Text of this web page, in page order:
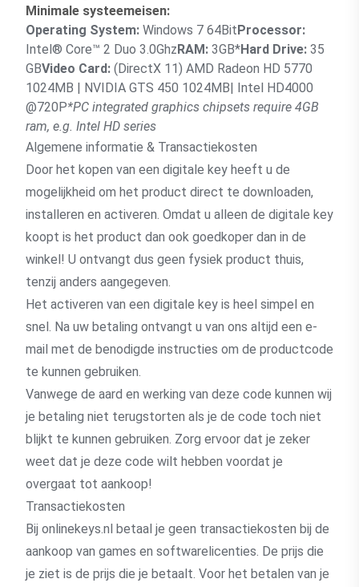
Minimale systeemeisen:
Operating System: Windows 7 64BitProcessor:
Intel® Core™ 2 Duo 3.0GhzRAM: 3GB*Hard Drive: 35
GBVideo Card: (DirectX 11) AMD Radeon HD 5770
1024MB | NVIDIA GTS 450 1024MB| Intel HD4000
@720P*PC integrated graphics chipsets require 4GB
ram, e.g. Intel HD series
Algemene informatie & Transactiekosten
Door het kopen van een digitale key heeft u de
mogelijkheid om het product direct te downloaden,
installeren en activeren. Omdat u alleen de digitale key
koopt is het product dan ook goedkoper dan in de
winkel! U ontvangt dus geen fysiek product thuis,
tenzij anders aangegeven.
Het activeren van een digitale key is heel simpel en
snel. Na uw betaling ontvangt u van ons altijd een e-
mail met de benodigde instructies om de productcode
te kunnen gebruiken.
Vanwege de aard en werking van deze code kunnen wij
je betaling niet terugstorten als je de code toch niet
blijkt te kunnen gebruiken. Zorg ervoor dat je zeker
weet dat je deze code wilt hebben voordat je
overgaat tot aankoop!
Transactiekosten
Bij onlinekeys.nl betaal je geen transactiekosten bij de
aankoop van games en softwarelicenties. De prijs die
je ziet is de prijs die je betaalt. Voor het betalen van je